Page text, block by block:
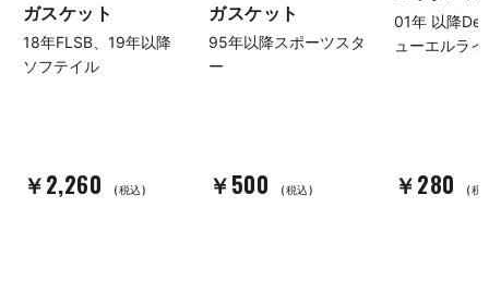
ガスケット
18年FLSB、19年以降
ソフテイル
￥2,260 (税込)
ガスケット
95年以降スポーツスタ
ー
￥500 (税込)
01年 以降
ューエルラ
￥280 (税